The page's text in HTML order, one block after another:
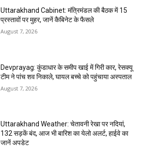
Uttarakhand Cabinet: मंत्रिमंडल की बैठक में 15
प्रस्तावों पर मुहर, जानें कैबिनेट के फैसले
August 7, 2026
Devprayag: कुंडाधार के समीप खाई में गिरी कार, रेसक्यू
टीम ने पांच शव निकाले, घायल बच्चे को पहुंचाया अस्पताल
August 7, 2026
Uttarakhand Weather: चेतावनी रेखा पर नदियां,
132 सड़कें बंद, आज भी बारिश का येलो अलर्ट, हाईवे का
जानें अपडेट